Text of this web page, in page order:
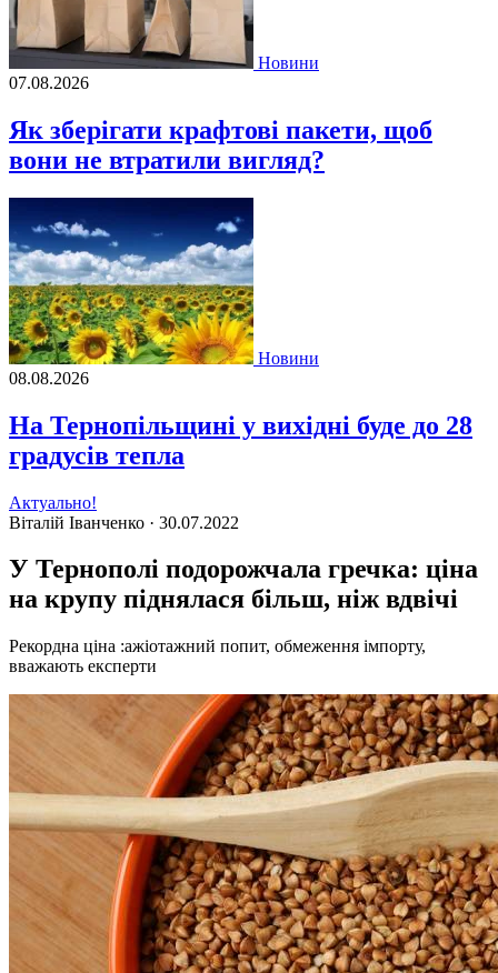
Новини
07.08.2026
Як зберігати крафтові пакети, щоб
вони не втратили вигляд?
Новини
08.08.2026
На Тернопільщині у вихідні буде до 28
градусів тепла
Актуально!
Віталій Іванченко · 30.07.2022
У Тернополі подорожчала гречка: ціна
на крупу піднялася більш, ніж вдвічі
Рекордна ціна :ажіотажний попит, обмеження імпорту,
вважають експерти